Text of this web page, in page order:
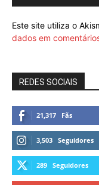
Este site utiliza o
dados em
REDES SOCIAIS
21,317 Fãs
3,503 Seguidores
289 Seguidores